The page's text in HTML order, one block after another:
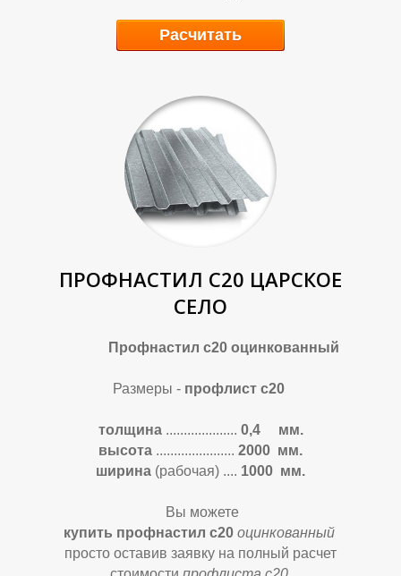
Л
Расчитать
ПРОФНАСТИЛ С20 ЦАРСКОЕ
СЕЛО
Профнастил с20 оцинкованный
Размеры - профлист с20
толщина.................... 0,4 мм.
высота ...................... 2000 мм.
ширина (рабочая) .... 1000 мм.
Вы можете
купить профнастил с20 оцинкованный
просто оставив заявку на полный расчет
Л